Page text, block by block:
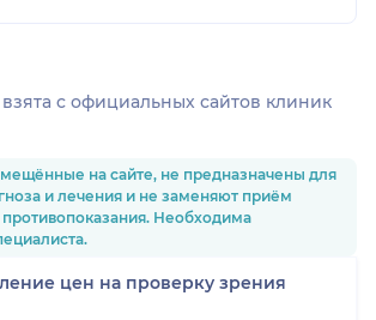
c официальных сайтов клиник
на сайте, не предназначены для
и лечения и не заменяют приём
Необходима
цен на проверку зрения